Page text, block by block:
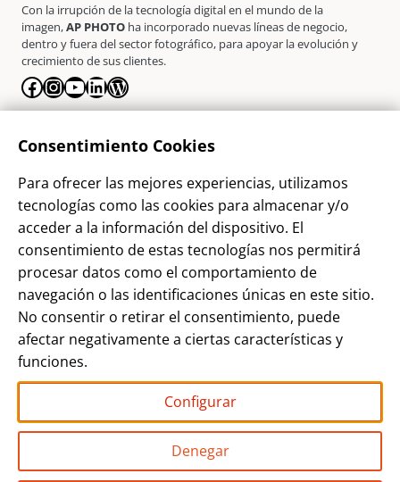
Con la irrupción de la tecnología digital en el mundo de la
imagen,AP PHOTO ha incorporado nuevas líneas de negocio,
dentro y fuera del sector fotográfico, para apoyar la evolución y
crecimiento de sus clientes.
Facebook
Instagram
YouTube
LinkedIn
WordPress
Contacto
Sostenibilidad
Blog
Alta Cliente
Aviso Legal
Términos y Condiciones
Política de privacidad
Grupo AP PHOTO
Miembro de Empresas Unidas del Sector
Consentimiento Cookies
Para ofrecer las mejores experiencias, utilizamos
tecnologías como las cookies para almacenar y/o
acceder a la información del dispositivo. El
consentimiento de estas tecnologías nos permitirá
procesar datos como el comportamiento de
navegación o las identificaciones únicas en este sitio.
No consentir o retirar el consentimiento, puede
afectar negativamente a ciertas características y
funciones.
Configurar
Denegar